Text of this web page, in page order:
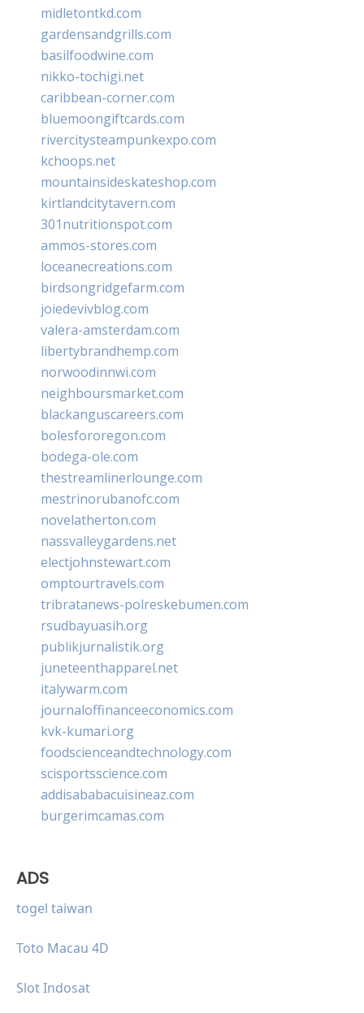
midletontkd.com
gardensandgrills.com
basilfoodwine.com
nikko-tochigi.net
caribbean-corner.com
bluemoongiftcards.com
rivercitysteampunkexpo.com
kchoops.net
mountainsideskateshop.com
kirtlandcitytavern.com
301nutritionspot.com
ammos-stores.com
loceanecreations.com
birdsongridgefarm.com
joiedevivblog.com
valera-amsterdam.com
libertybrandhemp.com
norwoodinnwi.com
neighboursmarket.com
blackanguscareers.com
bolesfororegon.com
bodega-ole.com
thestreamlinerlounge.com
mestrinorubanofc.com
novelatherton.com
nassvalleygardens.net
electjohnstewart.com
omptourtravels.com
tribratanews-polreskebumen.com
rsudbayuasih.org
publikjurnalistik.org
juneteenthapparel.net
italywarm.com
journaloffinanceeconomics.com
kvk-kumari.org
foodscienceandtechnology.com
scisportsscience.com
addisababacuisineaz.com
burgerimcamas.com
ADS
togel taiwan
Toto Macau 4D
Slot Indosat